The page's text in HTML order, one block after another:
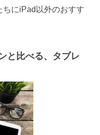
にiPad以外のおすす
と比べる、タブレ